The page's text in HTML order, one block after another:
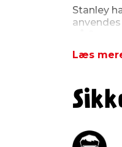
Stanley
Du får
Læs